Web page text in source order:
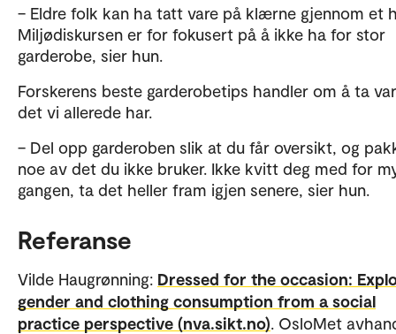
– Eldre folk kan ha tatt vare på klærne gjennom et
Miljødiskursen er for fokusert på å ikke ha for stor
garderobe, sier hun.
Forskerens beste garderobetips handler om å ta
det vi allerede har.
– Del opp garderoben slik at du får oversikt, og
noe av det du ikke bruker. Ikke kvitt deg med for
gangen, ta det heller fram igjen senere, sier hun.
Referanse
Vilde Haugrønning: Dressed for the occasion:
gender and clothing consumption from a social
practice perspective (nva.sikt.no). OsloMet